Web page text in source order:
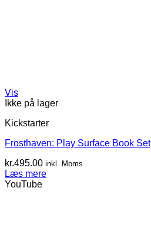
Vis
Ikke på lager
Kickstarter
Frosthaven: Play Surface Book Set
kr.495.00 inkl. Moms
Læs mere
YouTube